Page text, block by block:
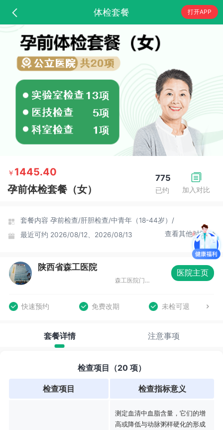
体检套餐 打开APP
加入对比
775
已约
￥ 1445.40
孕前体检套餐（女）
套餐内容 孕前检查/肝胆检查/中青年（18-44岁）/
最近可约 2026/08/12、2026/08/13 查看其他时间
陕西省森工医院
森工医院门诊楼15楼
医院主页
快速预约 免费改期 未检可退
套餐详情 注意事项
检查项目（20 项）
检查项目 检查指标意义
测定血清中血脂含量，它们的增
高或降低与动脉粥样硬化的形成